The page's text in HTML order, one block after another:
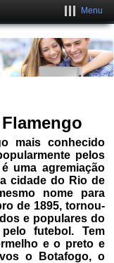
Menu
mais conhecido
pelos
uma agremiação
cidade do Rio de
nome para
de 1895, tornou-
e populares do
futebol. Tem
e o preto e
o Botafogo, o